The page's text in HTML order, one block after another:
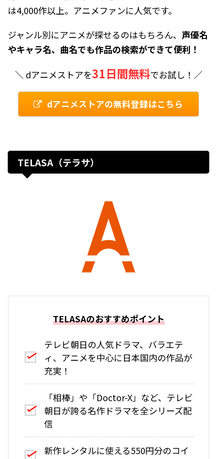
は4,000作以上。アニメファンに人気です。
ジャンル別にアニメが探せるのはもちろん、 声優名
やキャラ名、曲名でも作品の検索ができて便利！
＼ dアニメストアを31日間無料でお試し！／
dアニメストアの無料登録はこちら
TELASA（テラサ）
TELASAのおすすめポイント
テレビ朝日の人気ドラマ、バラエテ
ィ、アニメを中心に日本国内の作品が
充実！
「相棒」や「Doctor-X」など、テレビ
朝日が誇る名作ドラマを全シリーズ配
信
新作レンタルに使える550円分のコイ